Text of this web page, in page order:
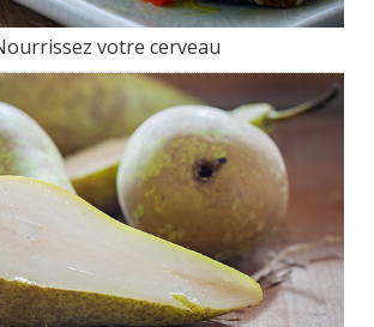
votre cerveau